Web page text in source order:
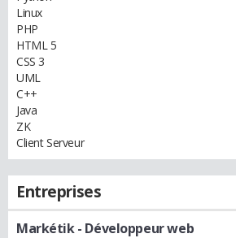
Linux
PHP
HTML 5
CSS 3
UML
C++
Java
ZK
Client Serveur
Entreprises
Markétik- Développeur web